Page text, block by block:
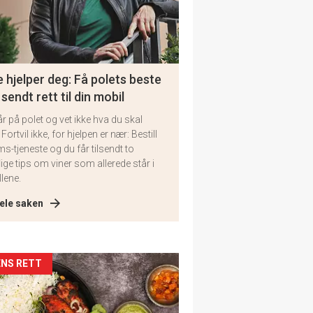
hjelper deg: Få polets beste
sendt rett til din mobil
på polet og vet ikke hva du skal
Fortvil ikke, for hjelpen er nær: Bestill
tjeneste og du får tilsendt to
tips om viner som allerede står i
saken
RETT